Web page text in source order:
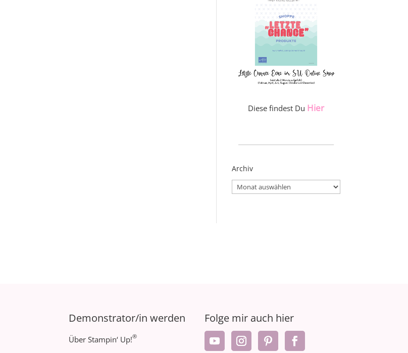
Diese findest Du Hier
Archiv
Archiv
Demonstrator/in werden
Über Stampin‘ Up!®
Folge mir auch hier